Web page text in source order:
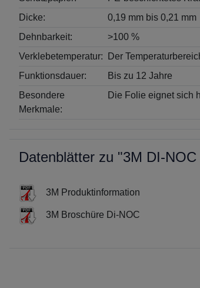
Dicke:
0,19 mm bis 0,21 mm
Dehnbarkeit:
>100 %
Verklebetemperatur:
Der
Funktionsdauer:
Bis zu 12 Jahre
Besondere
Merkmale:
Die Folie eignet sich
Datenblätter zu "3M DI-
3M Produktinformation
3M Broschüre Di-NOC